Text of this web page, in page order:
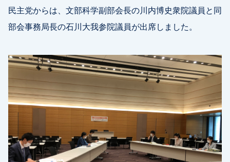
民主党からは、文部科学副部会長の川内博史衆院議員と同
部会事務局長の石川大我参院議員が出席しました。